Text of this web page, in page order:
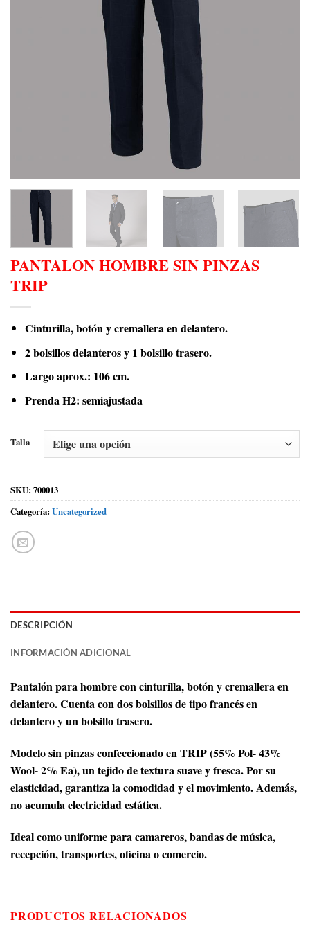
PANTALON HOMBRE SIN PINZAS
TRIP
Cinturilla, botón y cremallera en delantero.
2 bolsillos delanteros y 1 bolsillo trasero.
Largo aprox.: 106 cm.
Prenda H2: semiajustada
Talla
SKU: 700013
Categoría: Uncategorized
DESCRIPCIÓN
INFORMACIÓN ADICIONAL
Pantalón para hombre con cinturilla, botón y cremallera en
delantero. Cuenta con dos bolsillos de tipo francés en
delantero y un bolsillo trasero.
Modelo sin pinzas confeccionado en TRIP (55% Pol- 43%
Wool- 2% Ea), un tejido de textura suave y fresca. Por su
elasticidad, garantiza la comodidad y el movimiento. Además,
no acumula electricidad estática.
Ideal como uniforme para camareros, bandas de música,
recepción, transportes, oficina o comercio.
PRODUCTOS RELACIONADOS